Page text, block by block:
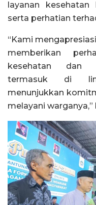
layanan
serta perhatian
“Kami
memberikan
kesehatan dan
termasuk di
menunjukkan
melayani warganya,”